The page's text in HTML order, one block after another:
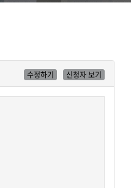
수정하기 신청자 보기